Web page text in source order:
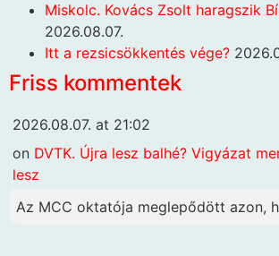
Miskolc. Kovács Zsolt haragszik
2026.08.07.
Itt a rezsicsökkentés vége?
Friss kommentek
2026.08.07. at 21:02
on DVTK. Újra lesz balhé? Vigyázat
lesz
Az MCC oktatója meglepődött azon,